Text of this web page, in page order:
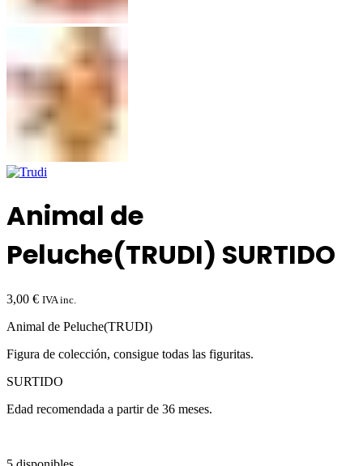
Animal de
Peluche(TRUDI) SURTIDO
3,00 € IVA inc.
Animal de Peluche(TRUDI)
Figura de colección, consigue todas las figuritas.
SURTIDO
Edad recomendada a partir de 36 meses.